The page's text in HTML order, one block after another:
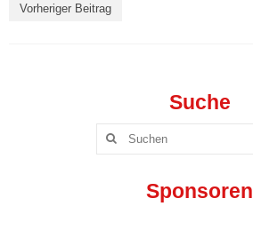
Wildcats Talente U14 w
Wildcats Talente U13 w
Vorheriger Beitrag
Suche
Sponsoren